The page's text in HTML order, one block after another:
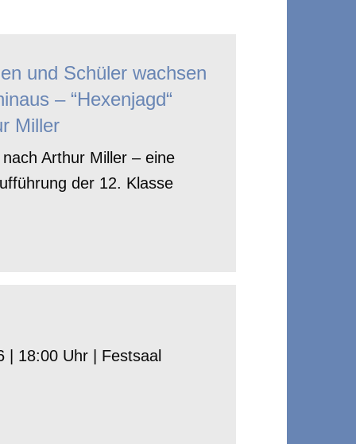
und Schüler wachsen
– “Hexenjagd“
Miller
nach Arthur Miller – eine
der 12. Klasse
| 18:00 Uhr | Festsaal